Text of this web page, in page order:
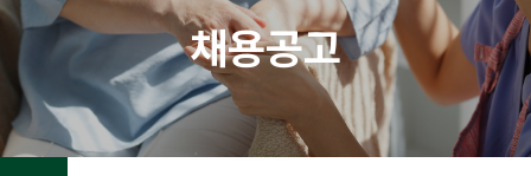
이용안내
진료안내
진료절차
진료의뢰서
채용공고